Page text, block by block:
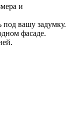
и
вашу задумку.
фасаде.